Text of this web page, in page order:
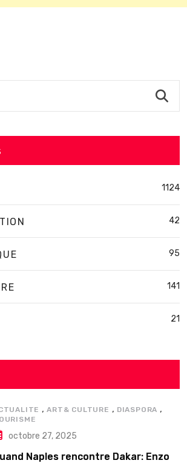
1124
42
95
141
21
,ART& CULTURE , DIASPORA ,
octobre 27, 2025
Naples rencontre Dakar: Enzo